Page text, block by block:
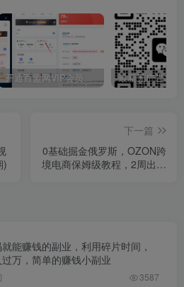
开通百盟网VIP会员，尊享全站资源免费下载，享70%的推广提成！！【限时五折优惠】
)
下一篇
0基础掘金俄罗斯，OZON跨
境电商保姆级教程，2周出单
能赚钱的副业，利用碎片时间，
万，简单的赚钱小副业
3587